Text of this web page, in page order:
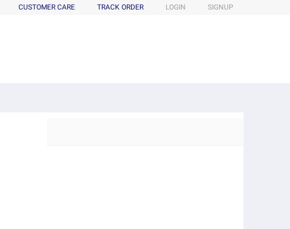
CUSTOMER CARE TRACK ORDER LOGIN SIGNUP